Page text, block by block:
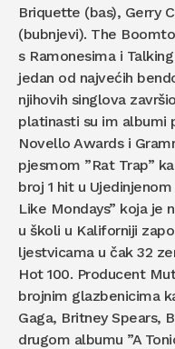
Briquette (bas), Gerry
(bubnjevi). The
s Ramonesima i
jedan od najvećih
njihovih singlova
platinasti su im albumi
Novello Awards i
pjesmom ”Rat Trap”
broj 1 hit u
Like Mondays” koja je
u školi u Kaliforniji
ljestvicama u čak 32
Hot 100. Producent
brojnim glazbenicima
Gaga, Britney Spears,
drugom albumu ”A